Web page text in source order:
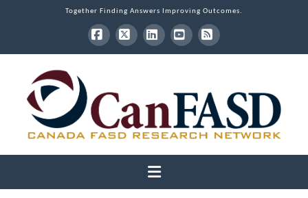
Together Finding Answers Improving Outcomes.
Facebook
X LinkedInYouTube
RSS
Navigation